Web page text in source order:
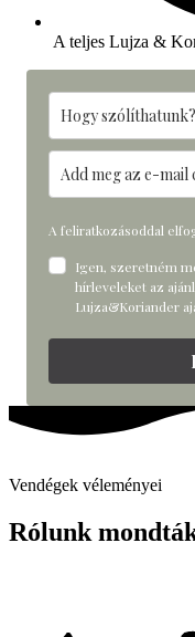
A teljes Lujza &
A feliratkozásoddal
Igen, szeretném
hírleveleket az
Lujza&Koriander
Vendégek véleményei
Rólunk